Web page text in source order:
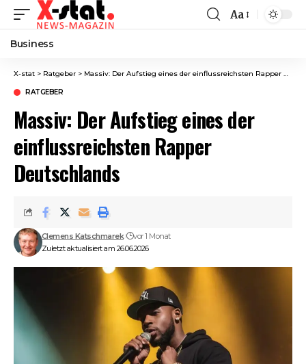
Font
Aa
Business
X-stat > Ratgeber > Massiv: Der Aufstieg eines der einflussreichsten Rapper Deutschlands
RATGEBER
Massiv: Der Aufstieg eines der
einflussreichsten Rapper
Deutschlands
Zuletzt aktualisiert am 26.06.2026
Clemens Katschmarek vor 1 Monat